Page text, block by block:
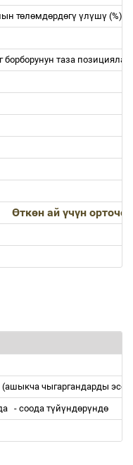
төлөмдөрдөгү үлүшү (%)
борборунун таза
Өткөн ай үчүн
(ашыкча чыгаргандарды
- соода түйүндөрүндө